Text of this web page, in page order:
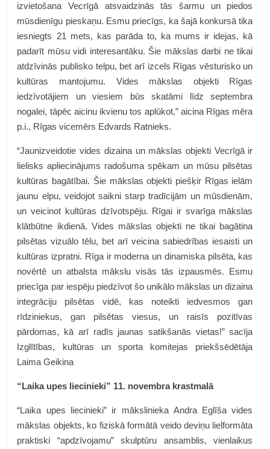
izvietošana Vecrīgā atsvaidzinās tās šarmu un piedos
mūsdienīgu pieskaņu. Esmu priecīgs, ka šajā konkursā tika
iesniegts 21 mets, kas parāda to, ka mums ir idejas, kā
padarīt mūsu vidi interesantāku. Šie mākslas darbi ne tikai
atdzīvinās publisko telpu, bet arī izcels Rīgas vēsturisko un
kultūras mantojumu. Vides mākslas objekti Rīgas
iedzīvotājiem un viesiem būs skatāmi līdz septembra
nogalei, tāpēc aicinu ikvienu tos aplūkot,” aicina Rīgas mēra
p.i., Rīgas vicemērs Edvards Ratnieks.
“Jaunizveidotie vides dizaina un mākslas objekti Vecrīgā ir
lielisks apliecinājums radošuma spēkam un mūsu pilsētas
kultūras bagātībai. Šie mākslas objekti piešķir Rīgas ielām
jaunu elpu, veidojot saikni starp tradīcijām un mūsdienām,
un veicinot kultūras dzīvotspēju. Rīgai ir svarīga mākslas
klātbūtne ikdienā. Vides mākslas objekti ne tikai bagātina
pilsētas vizuālo tēlu, bet arī veicina sabiedrības iesaisti un
kultūras izpratni. Rīga ir moderna un dinamiska pilsēta, kas
novērtē un atbalsta mākslu visās tās izpausmēs. Esmu
priecīga par iespēju piedzīvot šo unikālo mākslas un dizaina
integrāciju pilsētas vidē, kas noteikti iedvesmos gan
rīdziniekus, gan pilsētas viesus, un raisīs pozitīvas
pārdomas, kā arī radīs jaunas satikšanās vietas!” sacīja
Izglītības, kultūras un sporta komitejas priekšsēdētāja
Laima Geikina
“Laika upes liecinieki” 11. novembra krastmalā
“Laika upes liecinieki” ir mākslinieka Andra Eglīša vides
mākslas objekts, ko fiziskā formātā veido deviņu lielformāta
praktiski “apdzīvojamu” skulptūru ansamblis, vienlaikus